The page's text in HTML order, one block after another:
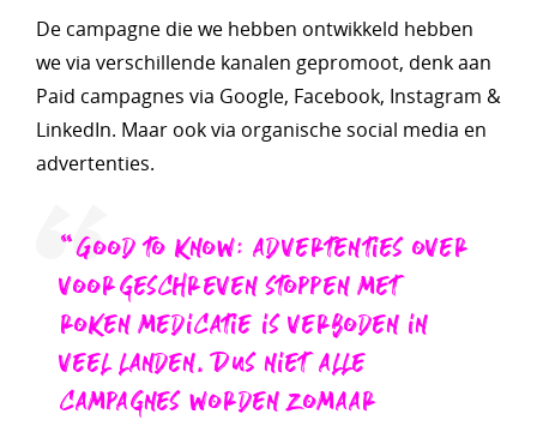
De campagne die we hebben ontwikkeld hebben
we via verschillende kanalen gepromoot, denk aan
Paid campagnes via Google, Facebook, Instagram &
LinkedIn. Maar ook via organische social media en
advertenties.
"Good to know: advertenties over
voorgeschreven stoppen met
roken medicatie is verboden in
veel landen. Dus niet alle
campagnes worden zomaar